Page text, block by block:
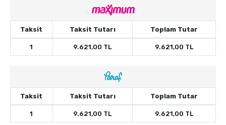
Taksit Taksit Tutarı Toplam Tutar
1 9.621,00 TL 9.621,00 TL
Taksit Taksit Tutarı Toplam Tutar
1 9.621,00 TL 9.621,00 TL